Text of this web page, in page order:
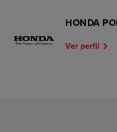
HONDA
Ver perfil